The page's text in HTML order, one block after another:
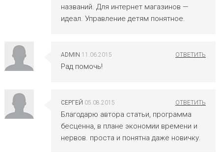
названий. Для интернет магазинов —
идеал. Управление детям понятное.
ADMIN 11.06.2015
Рад помочь!
СЕРГЕЙ 05.08.2015
Благодарю автора статьи, программа
бесценна, в плане экономии времени и
нервов. проста и понятна даже новичку.